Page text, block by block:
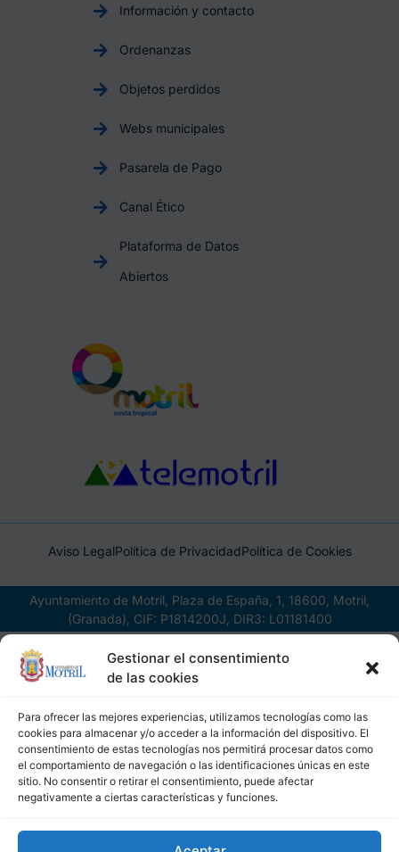
Gestionar el consentimiento
de las cookies
Para ofrecer las mejores experiencias, utilizamos tecnologías como las
cookies para almacenar y/o acceder a la información del dispositivo. El
consentimiento de estas tecnologías nos permitirá procesar datos como
el comportamiento de navegación o las identificaciones únicas en este
sitio. No consentir o retirar el consentimiento, puede afectar
negativamente a ciertas características y funciones.
Información y contacto
Ordenanzas
Objetos perdidos
Webs municipales
Pasarela de Pago
Canal Ético
Plataforma de Datos
Abiertos
Aviso LegalPolítica de PrivacidadPolítica de Cookies
Ayuntamiento de Motril, Plaza de España, 1, 18600, Motril,
(Granada), CIF: P1814200J, DIR3: L01181400